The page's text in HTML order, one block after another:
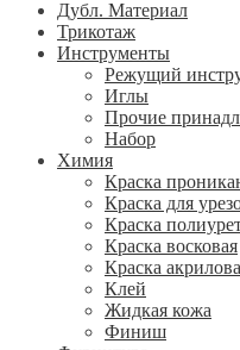
Дубл. Материал
Трикотаж
Инструменты
Режущий
Иглы
Прочие
Набор
Химия
Краска
Краска для
Краска
Краска восковая
Краска
Клей
Жидкая кожа
Финиш